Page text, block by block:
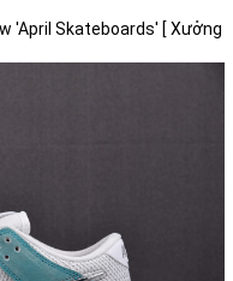
'April Skateboards' [ Xưởng